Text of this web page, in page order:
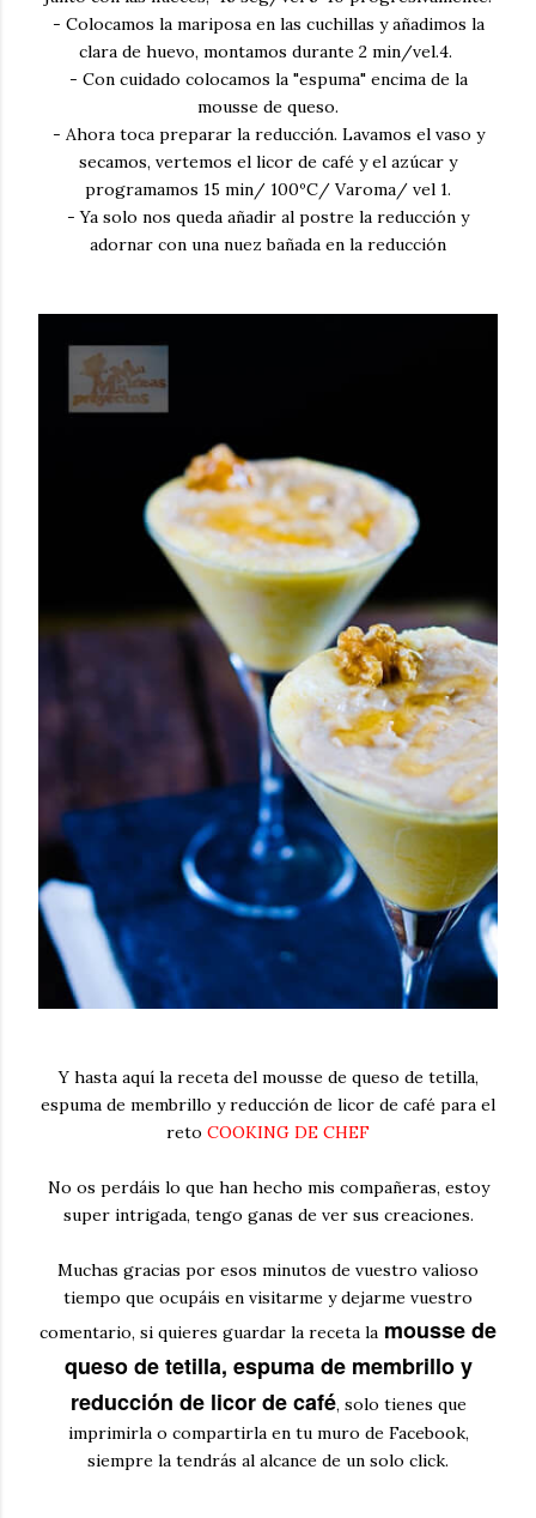
- Colocamos la mariposa en las cuchillas y añadimos la
clara de huevo, montamos durante 2 min/vel.4.
- Con cuidado colocamos la "espuma" encima de la
mousse de queso.
- Ahora toca preparar la reducción. Lavamos el vaso y
secamos, vertemos el licor de café y el azúcar y
programamos 15 min/ 100ºC/ Varoma/ vel 1.
- Ya solo nos queda añadir al postre la reducción y
adornar con una nuez bañada en la reducción
Y hasta aquí la receta del mousse de queso de tetilla,
espuma de membrillo y reducción de licor de café para el
reto COOKING DE CHEF
No os perdáis lo que han hecho mis compañeras, estoy
super intrigada, tengo ganas de ver sus creaciones.
Muchas gracias por esos minutos de vuestro valioso
tiempo que ocupáis en visitarme y dejarme vuestro
comentario, si quieres guardar la receta la mousse de
queso de tetilla, espuma de membrillo y
reducción de licor de café, solo tienes que
imprimirla o compartirla en tu muro de Facebook,
siempre la tendrás al alcance de un solo click.